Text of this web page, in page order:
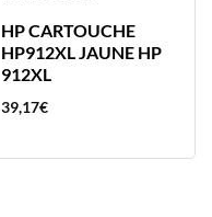
HP CARTOUCHE
HP912XL JAUNE HP
912XL
39,17€